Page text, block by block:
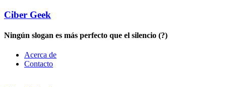
Ciber Geek
Ningún slogan es más perfecto que el silencio (?)
Acerca de
Contacto